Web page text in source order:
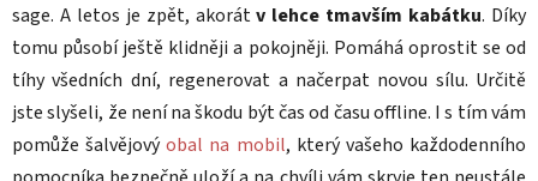
sage. A letos je zpět, akorátv lehce tmavším kabátku. Díky
tomu působí ještě klidněji a pokojněji. Pomáhá oprostit se od
tíhy všedních dní, regenerovat a načerpat novou sílu. Určitě
jste slyšeli, že není na škodu být čas od času offline. I s tím vám
pomůže šalvějovýobal na mobil, který vašeho každodenního